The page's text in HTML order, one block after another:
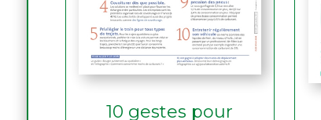
10 gestes pour